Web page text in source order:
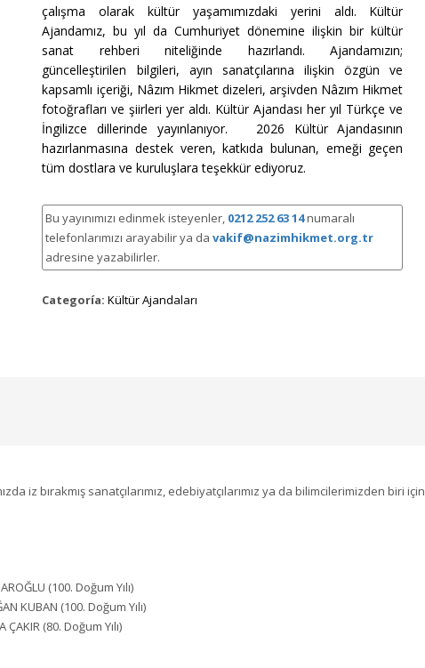
çalışma olarak kültür yaşamımızdaki yerini aldı. Kültür
Ajandamız, bu yıl da Cumhuriyet dönemine ilişkin bir kültür
sanat rehberi niteliğinde hazırlandı. Ajandamızın;
güncelleştirilen bilgileri, ayın sanatçılarına ilişkin özgün ve
kapsamlı içeriği, Nâzım Hikmet dizeleri, arşivden Nâzım Hikmet
fotoğrafları ve şiirleri yer aldı. Kültür Ajandası her yıl Türkçe ve
İngilizce dillerinde yayınlanıyor. 2026 Kültür Ajandasının
hazırlanmasına destek veren, katkıda bulunan, emeği geçen
tüm dostlara ve kuruluşlara teşekkür ediyoruz.
Bu yayınımızı edinmek isteyenler, 0212 252 63 14numaralı
telefonlarımızı arayabilir ya davakif@nazimhikmet.org.tr
adresine yazabilirler.
Categoría:Kültür Ajandaları
iz bırakmış sanatçılarımız, edebiyatçılarımız ya da bilimcilerimizden biri için
(100. Doğum Yılı)
KUBAN (100. Doğum Yılı)
ÇAKIR (80. Doğum Yılı)